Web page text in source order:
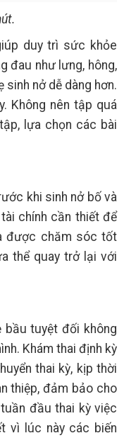
duy trì sức khỏe
đau như lưng, hông,
nở dễ dàng hơn.
Không nên tập quá
lựa chọn các bài
khi sinh nở bố và
chính cần thiết để
được chăm sóc tốt
thể quay trở lại với
bầu tuyệt đối không
Khám thai định kỳ
thai kỳ, kịp thời
thiệp, đảm bảo cho
đầu thai kỳ việc
vì lúc này các biến